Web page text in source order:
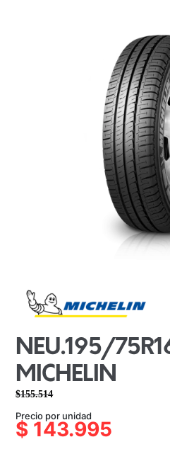
NEU.195/
MICHELIN
$155.514
precio
original
precio
actual
Precio por unidad
$ 143.995